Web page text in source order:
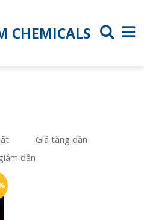
CHEMICALS
Giá tăng dần
dần